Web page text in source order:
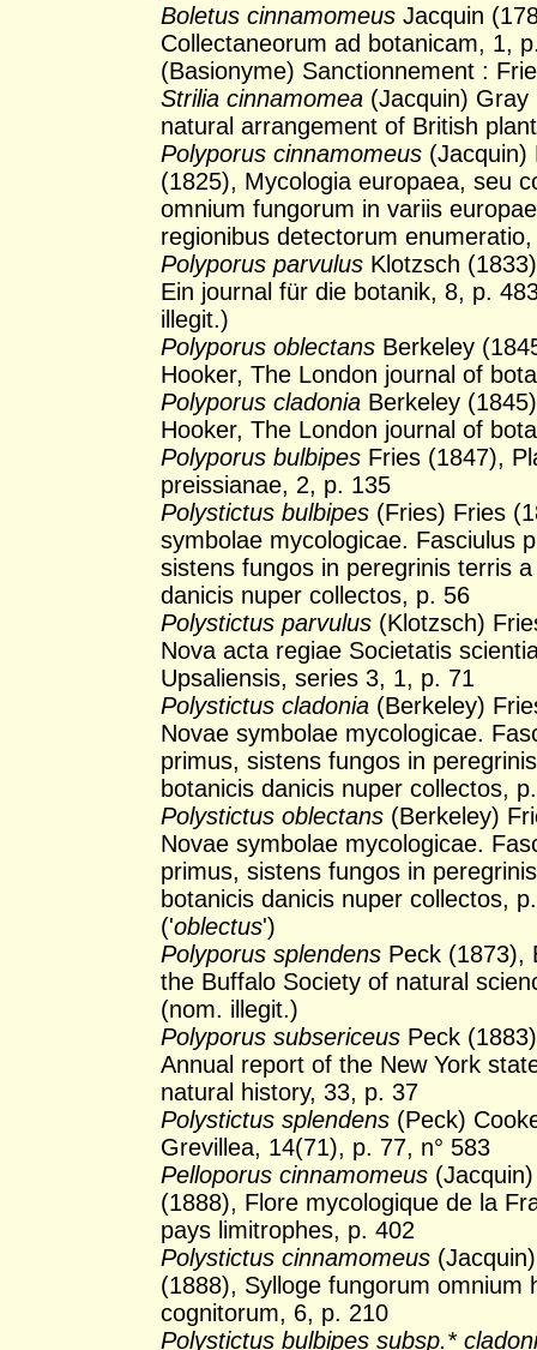
Boletus cinnamomeus Jacquin
Collectaneorum ad botanicam, 1,
(Basionyme) Sanctionnement :
Strilia cinnamomea (Jacquin) Gray
natural arrangement of British
Polyporus cinnamomeus (Jacquin)
(1825), Mycologia europaea, seu
omnium fungorum in variis
regionibus detectorum
Polyporus parvulus Klotzsch
Ein journal für die botanik, 8, p.
illegit.)
Polyporus oblectans Berkeley
Hooker, The London journal of
Polyporus cladonia Berkeley
Hooker, The London journal of
Polyporus bulbipes Fries (1847),
preissianae, 2, p. 135
Polystictus bulbipes (Fries) Fries
symbolae mycologicae. Fasciulus
sistens fungos in peregrinis terris
danicis nuper collectos, p. 56
Polystictus parvulus (Klotzsch)
Nova acta regiae Societatis
Upsaliensis, series 3, 1, p. 71
Polystictus cladonia (Berkeley)
Novae symbolae mycologicae.
primus, sistens fungos in
botanicis danicis nuper collectos,
Polystictus oblectans (Berkeley)
Novae symbolae mycologicae.
primus, sistens fungos in
botanicis danicis nuper collectos,
('oblectus')
Polyporus splendens Peck (1873),
the Buffalo Society of natural
(nom. illegit.)
Polyporus subsericeus Peck
Annual report of the New York
natural history, 33, p. 37
Polystictus splendens (Peck)
Grevillea, 14(71), p. 77, n° 583
Pelloporus cinnamomeus
(1888), Flore mycologique de la
pays limitrophes, p. 402
Polystictus cinnamomeus
(1888), Sylloge fungorum omnium
cognitorum, 6, p. 210
Polystictus bulbipes subsp.*